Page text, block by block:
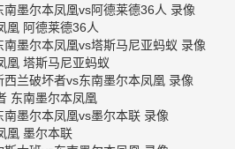
墨尔本凤凰vs阿德莱德36人 录像
凰 阿德莱德36人
墨尔本凤凰vs塔斯马尼亚蚂蚁 录像
凰 塔斯马尼亚蚂蚁
兰破坏者vs东南墨尔本凤凰 录像
东南墨尔本凤凰
墨尔本凤凰vs墨尔本联 录像
凰 墨尔本联